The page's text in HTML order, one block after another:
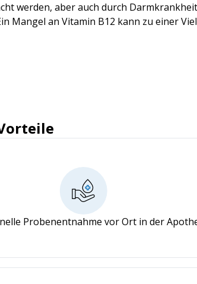
werden, aber auch durch
Mangel an Vitamin B12 kann zu einer
Probenentnahme vor Ort in der